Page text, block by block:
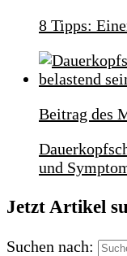
8 Tipps:
Beitrag des
und
Jetzt Artikel
Suchen nach: